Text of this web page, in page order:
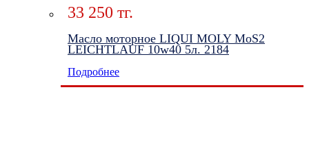
33 250 тг.
Масло моторное LIQUI MOLY MoS2
LEICHTLAUF 10w40 5л. 2184
Подробнее